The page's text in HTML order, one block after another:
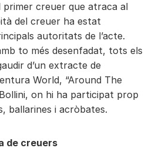
primer creuer que atraca al
del creuer ha estat
autoritats de l’acte.
to més desenfadat, tots els
d’un extracte de
World, “Around The
on hi ha participat prop
ballarines i acròbates.
de creuers